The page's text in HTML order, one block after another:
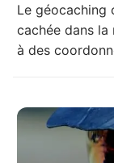
Le géocaching
cachée dans la
à des